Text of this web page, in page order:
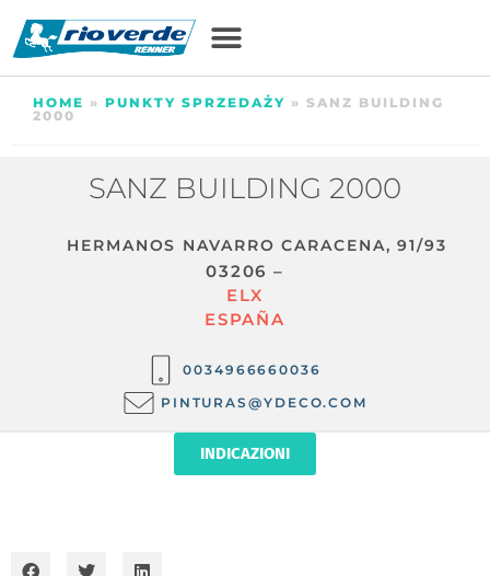
HOME » PUNKTY SPRZEDAŻY » SANZ BUILDING
2000
SANZ BUILDING 2000
HERMANOS NAVARRO CARACENA, 91/93
03206 –
ELX
ESPAÑA
0034966660036
PINTURAS@YDECO.COM
INDICAZIONI